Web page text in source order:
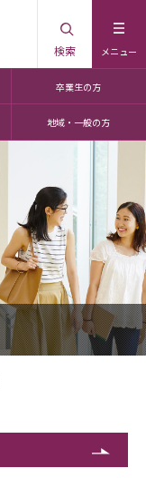
メニュー
検索
卒業生の方
地域・一般の方